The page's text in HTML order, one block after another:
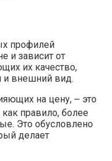
профилей
и зависит от
их качество,
и внешний вид.
на цену, ౼ это
правило, более
Это обусловлено
делает